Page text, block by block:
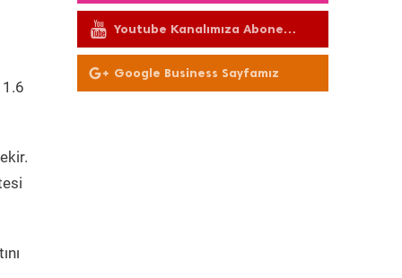
Youtube Kanalımıza Abone
Olun
Google Business Sayfamız